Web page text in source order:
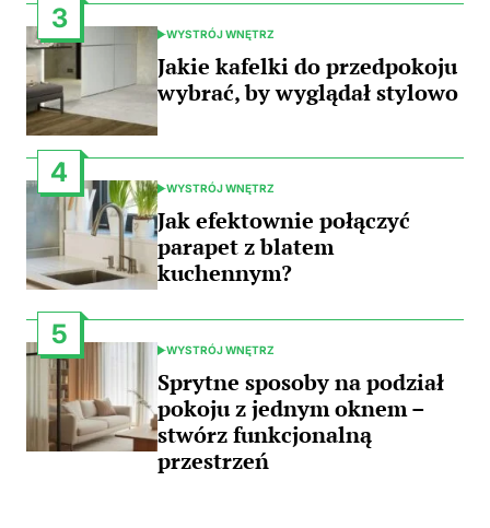
3
POSTED
IN
WYSTRÓJ WNĘTRZ
Jakie kafelki do przedpokoju
wybrać, by wyglądał stylowo
4
POSTED
IN
WYSTRÓJ WNĘTRZ
Jak efektownie połączyć
parapet z blatem
kuchennym?
5
POSTED
IN
WYSTRÓJ WNĘTRZ
Sprytne sposoby na podział
pokoju z jednym oknem –
stwórz funkcjonalną
przestrzeń